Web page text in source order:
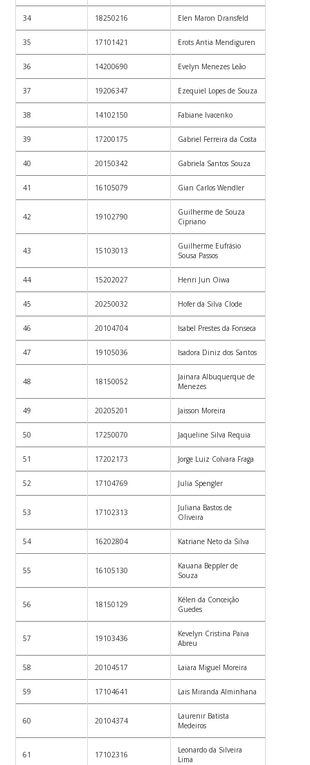
34 18250216 Elen Maron Dransfeld
35 17101421 Erots Antia Mendiguren
36 14200690 Evelyn Menezes Leão
37 19206347 Ezequiel Lopes de Souza
38 14102150 Fabiane Ivacenko
39 17200175 Gabriel Ferreira da Costa
40 20150342 Gabriela Santos Souza
41 16105079 Gian Carlos Wendler
42 19102790
Guilherme de Souza
Cipriano
43 15103013
Guilherme Eufrásio
Sousa Passos
44 15202027 Henri Jun Oiwa
45 20250032 Hofer da Silva Clode
46 20104704 Isabel Prestes da Fonseca
47 19105036 Isadora Diniz dos Santos
48 18150052
Jainara Albuquerque de
Menezes
49 20205201 Jaisson Moreira
50 17250070 Jaqueline Silva Requia
51 17202173 Jorge Luiz Colvara Fraga
52 17104769 Julia Spengler
53 17102313
Juliana Bastos de
Oliveira
54 16202804 Katriane Neto da Silva
55 16105130
Kauana Beppler de
Souza
56 18150129
Kélen da Conceição
Guedes
57 19103436
Kevelyn Cristina Paiva
Abreu
58 20104517 Laiara Miguel Moreira
59 17104641 Lais Miranda Alminhana
60 20104374
Laurenir Batista
Medeiros
61 17102316
Leonardo da Silveira
Lima